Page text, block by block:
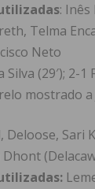
: Inês
Telma
Neto
(29′); 2-1
mostrado a
Deloose, Sari